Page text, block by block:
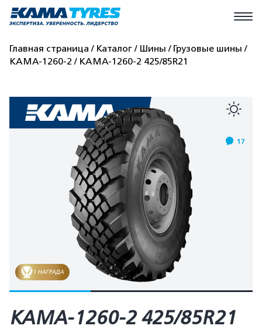
Главная страница Каталог Шины
Грузовые шины
КАМА-1260-2
КАМА-1260-2 425/85R21
17
1 НАГРАДА
КАМА-1260-2 425/85R21